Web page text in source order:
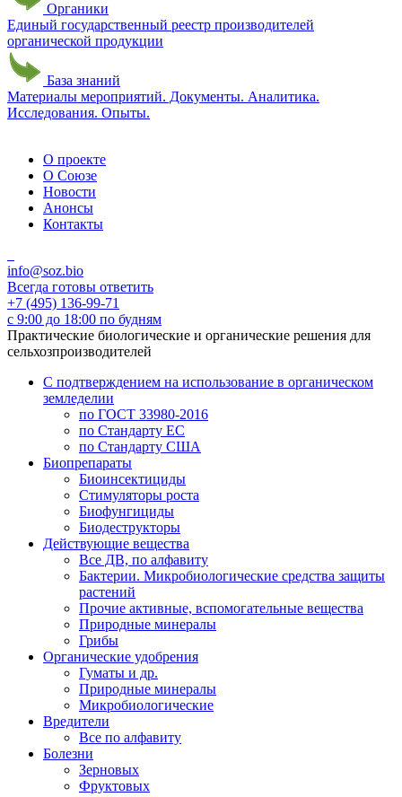
Органики
Единый государственный реестр производителей
органической продукции
База знаний
Материалы мероприятий. Документы. Аналитика.
Исследования. Опыты.
О проекте
О Союзе
Новости
Анонсы
Контакты
info@soz.bio
Всегда готовы ответить
+7 (495) 136-99-71
с 9:00 до 18:00 по будням
Практические биологические и органические решения для
сельхозпроизводителей
С подтверждением на использование в органическом
земледелии
по ГОСТ 33980-2016
по Стандарту ЕС
по Стандарту США
Биопрепараты
Биоинсектициды
Стимуляторы роста
Биофунгициды
Биодеструкторы
Действующие вещества
Все ДВ, по алфавиту
Бактерии. Микробиологические средства защиты
растений
Прочие активные, вспомогательные вещества
Природные минералы
Грибы
Органические удобрения
Гуматы и др.
Природные минералы
Микробиологические
Вредители
Все по алфавиту
Болезни
Зерновых
Фруктовых